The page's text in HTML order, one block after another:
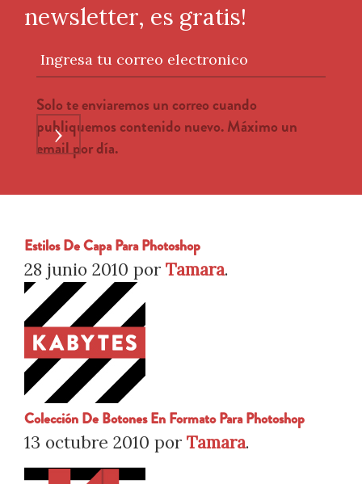
newsletter, es gratis!
Ingresa tu correo electronico
Solo te enviaremos un correo cuando
publiquemos contenido nuevo. Máximo un
email por día.
›
Estilos De Capa Para Photoshop
28 junio 2010 por Tamara.
Colección De Botones En Formato Para Photoshop
13 octubre 2010 por Tamara.